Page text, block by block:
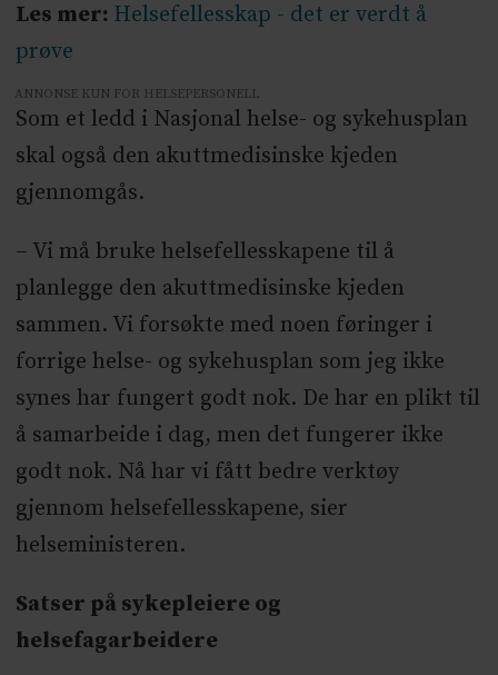
Les mer: Helsefellesskap - det er verdt å
prøve
ANNONSE KUN FOR HELSEPERSONELL
Som et ledd i Nasjonal helse- og sykehusplan
skal også den akuttmedisinske kjeden
gjennomgås.
– Vi må bruke helsefellesskapene til å
planlegge den akuttmedisinske kjeden
sammen. Vi forsøkte med noen føringer i
forrige helse- og sykehusplan som jeg ikke
synes har fungert godt nok. De har en plikt til
å samarbeide i dag, men det fungerer ikke
godt nok. Nå har vi fått bedre verktøy
gjennom helsefellesskapene, sier
helseministeren.
Satser på sykepleiere og
helsefagarbeidere